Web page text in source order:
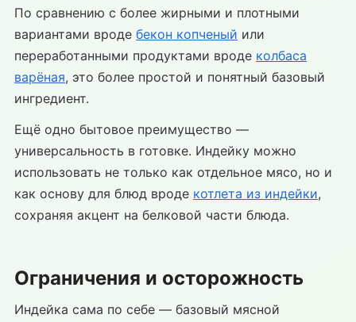
По сравнению с более жирными и плотными
вариантами вроде бекон копченый или
переработанными продуктами вроде колбаса
варёная, это более простой и понятный базовый
ингредиент.
Ещё одно бытовое преимущество —
универсальность в готовке. Индейку можно
использовать не только как отдельное мясо, но и
как основу для блюд вроде котлета из индейки,
сохраняя акцент на белковой части блюда.
Ограничения и осторожность
Индейка сама по себе — базовый мясной